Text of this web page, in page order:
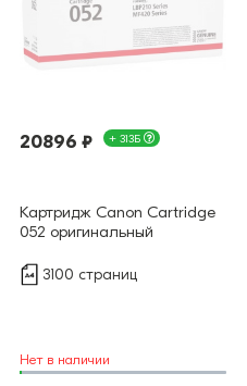
20896 ₽ + 313Б
Картридж Canon Cartridge
052 оригинальный
3100 страниц
Нет в наличии